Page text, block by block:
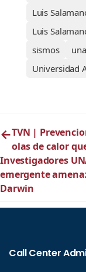
Luis
Luis
sismos
Universidad
←TVN |
olas de calor
Investigadores
emergente
Darwin